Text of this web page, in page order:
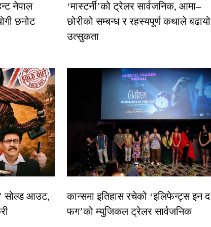
नेपाल
छनोट
‘मास्टर्नी’को ट्रेलर सार्वजनिक, आमा–
छोरीको सम्बन्ध र रहस्यपूर्ण कथाले बढायो
उत्सुकता
सोल्ड आउट,
कान्समा इतिहास रचेको ‘इलिफेन्ट्स इन द
फग’को म्युजिकल ट्रेलर सार्वजनिक